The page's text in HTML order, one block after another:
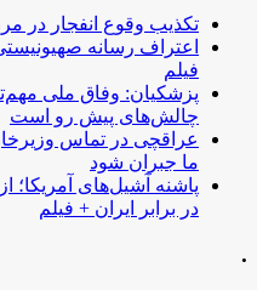
تکذیب وقوع انفجار در
اعتراف رسانه
فیلم
پزشکیان: وفاق ملی
چالش‌های پیش رو است
عراقچی در تماس
ما جبران شود
پاشنه آشیل‌های آمریکا؛
در برابر ایران + فیلم
.